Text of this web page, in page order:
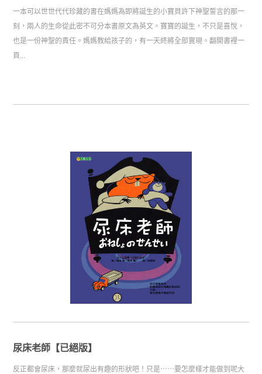
一本可以世世代代珍藏的書在媽媽為即將誕生的小寶貝許下神聖誓言的那一
刻，兩人的生命從此密不可分本書原文為英文。寶寶的誕生，不只是喜悅，
也是一份神聖的責任。媽媽教給孩子的，有一天終將全部實現。翻開書裡一
頁...
尿床老師【已絕版】
反正都會尿床，那麼就尿出有趣的形狀吧！只是⋯⋯要怎麼樣才能做到呢大